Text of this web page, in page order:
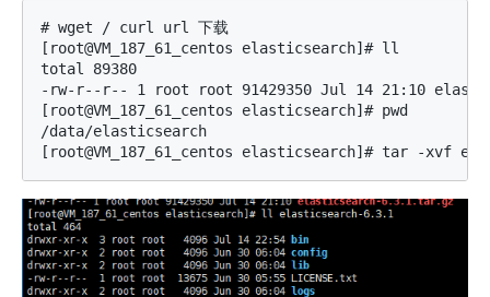
# wget / curl url 下载
[root@VM_187_61_centos elasticsearch]# ll
total 89380
-rw-r--r-- 1 root root 91429350 Jul 14 21:10
[root@VM_187_61_centos elasticsearch]# pwd
/data/elasticsearch